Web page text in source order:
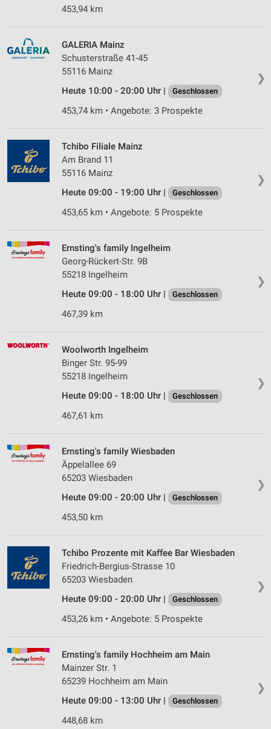
453,94 km
❯
GALERIA Mainz
Schusterstraße 41-45
55116 Mainz
Heute 10:00 - 20:00 Uhr |
Geschlossen
453,74 km • Angebote: 3 Prospekte
❯
Tchibo Filiale Mainz
Am Brand 11
55116 Mainz
Heute 09:00 - 19:00 Uhr |
Geschlossen
453,65 km • Angebote: 5 Prospekte
❯
Ernsting's family Ingelheim
Georg-Rückert-Str. 9B
55218 Ingelheim
Heute 09:00 - 18:00 Uhr |
Geschlossen
467,39 km
❯
Woolworth Ingelheim
Binger Str. 95-99
55218 Ingelheim
Heute 09:00 - 18:00 Uhr |
Geschlossen
467,61 km
❯
Ernsting's family Wiesbaden
Äppelallee 69
65203 Wiesbaden
Heute 09:00 - 20:00 Uhr |
Geschlossen
453,50 km
❯
Tchibo Prozente mit Kaffee Bar Wiesbaden
Friedrich-Bergius-Strasse 10
65203 Wiesbaden
Heute 09:00 - 20:00 Uhr |
Geschlossen
453,26 km • Angebote: 5 Prospekte
❯
Ernsting's family Hochheim am Main
Mainzer Str. 1
65239 Hochheim am Main
Heute 09:00 - 13:00 Uhr |
Geschlossen
448,68 km